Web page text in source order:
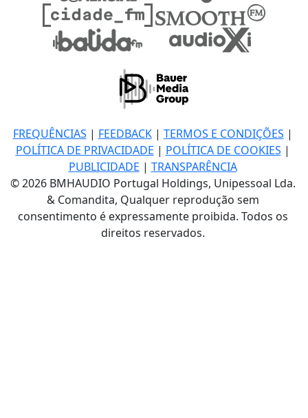
FREQUÊNCIAS | FEEDBACK| TERMOS E CONDIÇÕES |
POLÍTICA DE PRIVACIDADE | POLÍTICA DE COOKIES |
PUBLICIDADE | TRANSPARÊNCIA
© 2026 BMHAUDIO Portugal Holdings, Unipessoal Lda.
& Comandita, Qualquer reprodução sem
consentimento é expressamente proibida. Todos os
direitos reservados.